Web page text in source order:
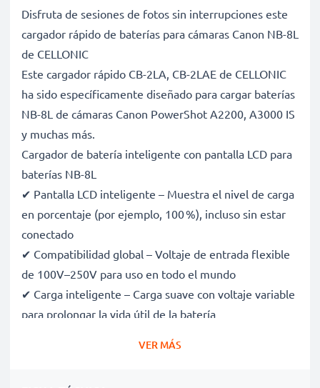
Disfruta de sesiones de fotos sin interrupciones este
cargador rápido de baterías para cámaras Canon NB-8L
de CELLONIC
Este cargador rápido CB-2LA, CB-2LAE de CELLONIC
ha sido específicamente diseñado para cargar baterías
NB-8L de cámaras Canon PowerShot A2200, A3000 IS
y muchas más.
Cargador de batería inteligente con pantalla LCD para
baterías NB-8L
✔ Pantalla LCD inteligente – Muestra el nivel de carga
en porcentaje (por ejemplo, 100 %), incluso sin estar
conectado
✔ Compatibilidad global – Voltaje de entrada flexible
de 100V–250V para uso en todo el mundo
✔ Carga inteligente – Carga suave con voltaje variable
para prolongar la vida útil de la batería
VER MÁS